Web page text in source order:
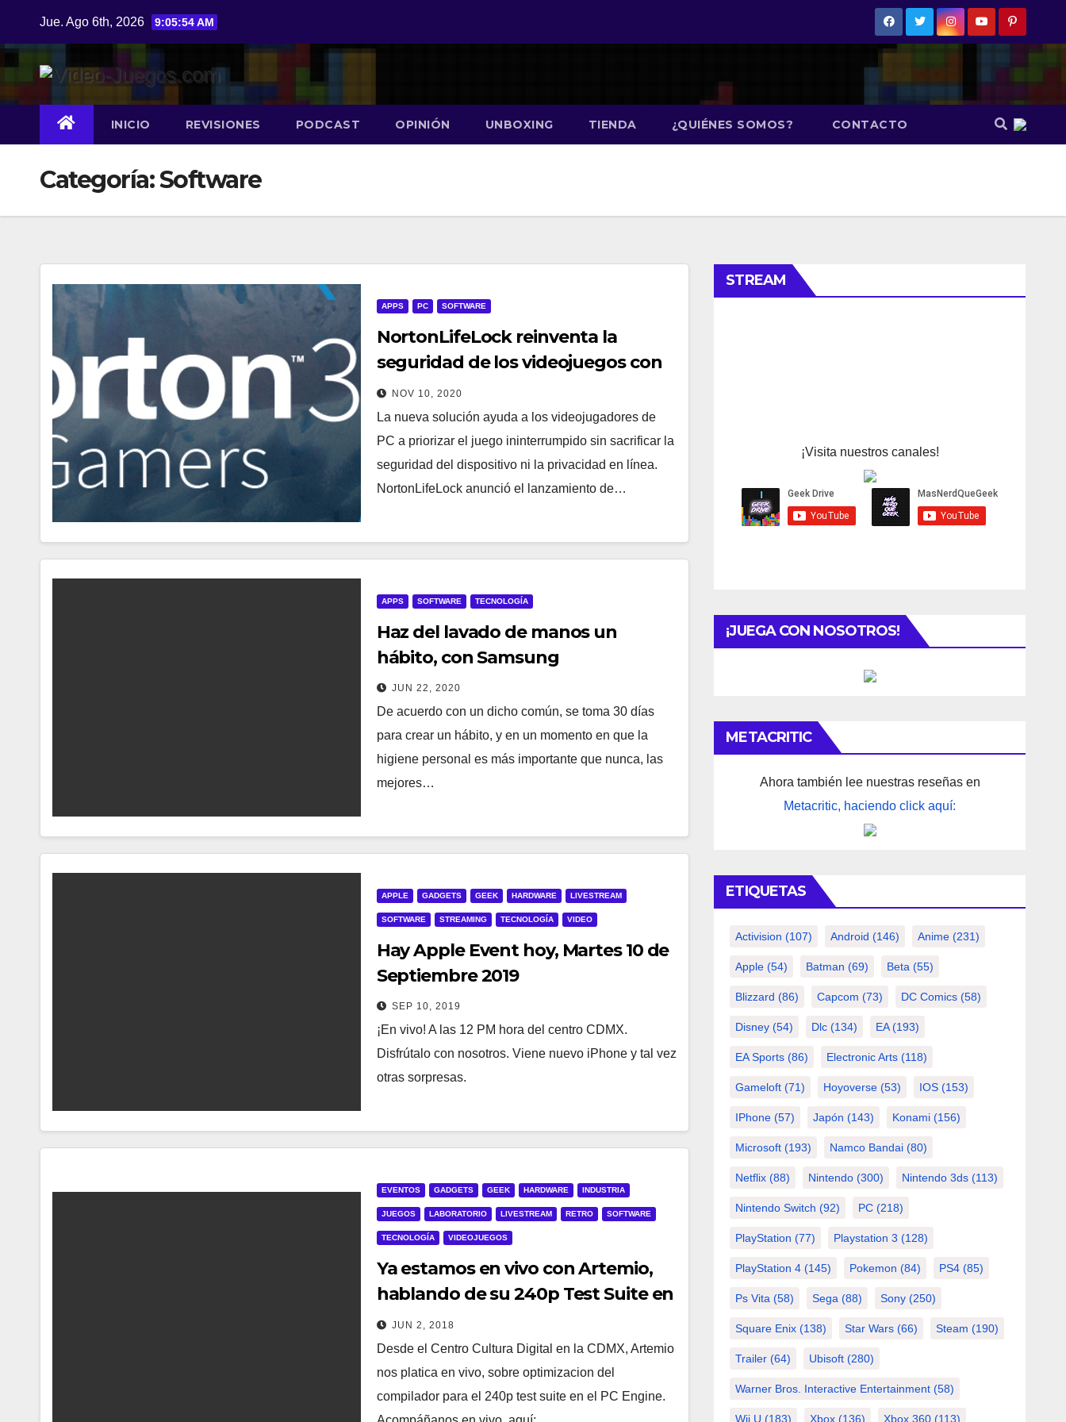
Jue. Ago 6th, 2026 9:05:54 AM
INICIO REVISIONES PODCAST OPINIÓN UNBOXING TIENDA ¿QUIÉNES SOMOS? CONTACTO
Categoría:Software
APPS PC SOFTWARE
NortonLifeLock reinventa la
seguridad de los videojuegos con
Norton 360 para los
videojugadores
NOV 10, 2020
La nueva solución ayuda a los videojugadores de
PC a priorizar el juego ininterrumpido sin sacrificar la
seguridad del dispositivo ni la privacidad en línea.
NortonLifeLock anunció el lanzamiento de…
APPS SOFTWARE TECNOLOGÍA
Haz del lavado de manos un
hábito, con Samsung
JUN 22, 2020
De acuerdo con un dicho común, se toma 30 días
para crear un hábito, y en un momento en que la
higiene personal es más importante que nunca, las
mejores…
APPLE GADGETS GEEK HARDWARE LIVESTREAM
SOFTWARE STREAMING TECNOLOGÍA VIDEO
Hay Apple Event hoy, Martes 10 de
Septiembre 2019
SEP 10, 2019
¡En vivo! A las 12 PM hora del centro CDMX.
Disfrútalo con nosotros. Viene nuevo iPhone y tal vez
otras sorpresas.
EVENTOS GADGETS GEEK HARDWARE INDUSTRIA
JUEGOS LABORATORIO LIVESTREAM RETRO SOFTWARE
TECNOLOGÍA VIDEOJUEGOS
Ya estamos en vivo con Artemio,
hablando de su 240p Test Suite en
PC Engine
JUN 2, 2018
Desde el Centro Cultura Digital en la CDMX, Artemio
nos platica en vivo, sobre optimizacion del
compilador para el 240p test suite en el PC Engine.
STREAM
¡Visita nuestros canales!
¡JUEGA CON NOSOTROS!
METACRITIC
Ahora también lee nuestras reseñas en
Metacritic, haciendo click aquí:
ETIQUETAS
Activision (107) Android (146) Anime (231)
Apple (54) Batman (69) Beta (55)
Blizzard (86) Capcom (73) DC Comics (58)
Disney (54) Dlc (134) EA(193)
EA Sports (86) Electronic Arts (118)
Gameloft (71) Hoyoverse (53) IOS (153)
IPhone (57) Japón (143) Konami (156)
Microsoft (193) Namco Bandai (80)
Netflix (88) Nintendo (300) Nintendo 3ds (113)
Nintendo Switch (92) PC (218)
PlayStation (77) Playstation 3 (128)
PlayStation 4 (145) Pokemon (84) PS4 (85)
Ps Vita (58) Sega (88) Sony (250)
Square Enix (138) Star Wars (66) Steam (190)
Trailer (64) Ubisoft (280)
Warner Bros. Interactive Entertainment (58)
Wii U (183) Xbox (136) Xbox 360 (113)